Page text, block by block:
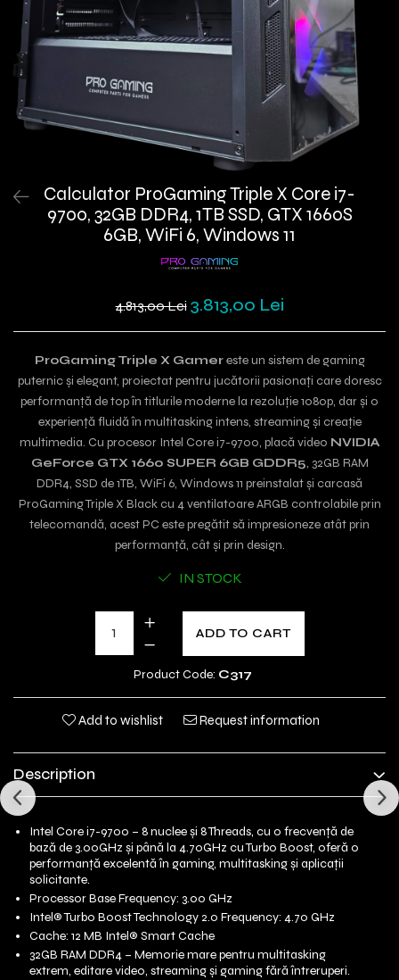
Calculator ProGaming Triple X Core i7-
9700, 32GB DDR4, 1TB SSD, GTX 1660S
6GB, WiFi 6, Windows 11
4.813,00 Lei 3.813,00 Lei
ProGaming Triple X Gamereste un sistem de gaming
puternic și elegant, proiectat pentru jucătorii pasionați care doresc
performanță de top în titlurile moderne la rezoluție 1080p, dar și o
experiență fluidă în multitasking intens, streaming și creație
multimedia. Cu procesor Intel Core i7-9700, placă video NVIDIA
GeForce GTX 1660 SUPER 6GB GDDR5, 32GB RAM
DDR4, SSD de 1TB, WiFi 6, Windows 11 preinstalat și carcasă
ProGaming Triple X Black cu 4 ventilatoare ARGB controlabile prin
telecomandă, acest PC este pregătit să impresioneze atât prin
performanță, cât și prin design.
IN STOCK
ADD TO CART
Product Code: C317
Add to wishlist Request information
Description
Intel Core i7-9700 – 8 nuclee și 8 Threads, cu o frecvență de
bază de 3.00GHz și până la 4.70GHz cu Turbo Boost, oferă o
performanță excelentă în gaming, multitasking și aplicații
solicitante.
Processor Base Frequency: 3.00 GHz
Intel® Turbo Boost Technology 2.0 Frequency: 4.70 GHz
Cache: 12 MB Intel® Smart Cache
32GB RAM DDR4 – Memorie mare pentru multitasking
extrem, editare video, streaming și gaming fără întreruperi.